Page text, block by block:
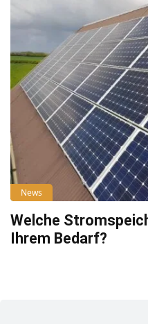
News
Welche
Ihrem Bedarf?